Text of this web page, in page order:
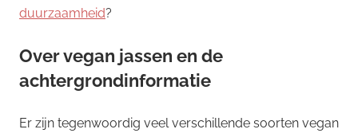
duurzaamheid?
Over vegan jassen en de
achtergrondinformatie
Er zijn tegenwoordig veel verschillende soorten vegan